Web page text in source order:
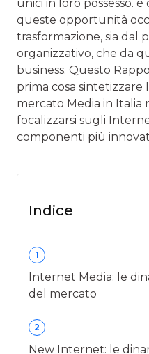
unici in loro possesso.
queste opportunità
trasformazione, sia dal
organizzativo, che da
business. Questo
prima cosa sintetizzare
mercato Media in Italia
focalizzarsi sugli
componenti più
Indice
1
Internet Media: le
del mercato
2
New Internet: le